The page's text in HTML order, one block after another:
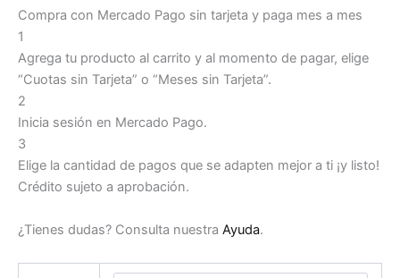
Compra con Mercado Pago sin tarjeta y paga mes a mes
1
Agrega tu producto al carrito y al momento de pagar, elige
“Cuotas sin Tarjeta” o “Meses sin Tarjeta”.
2
Inicia sesión en Mercado Pago.
3
Elige la cantidad de pagos que se adapten mejor a ti ¡y listo!
Crédito sujeto a aprobación.
¿Tienes dudas? Consulta nuestra Ayuda.